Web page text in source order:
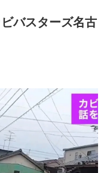
バスターズ名古